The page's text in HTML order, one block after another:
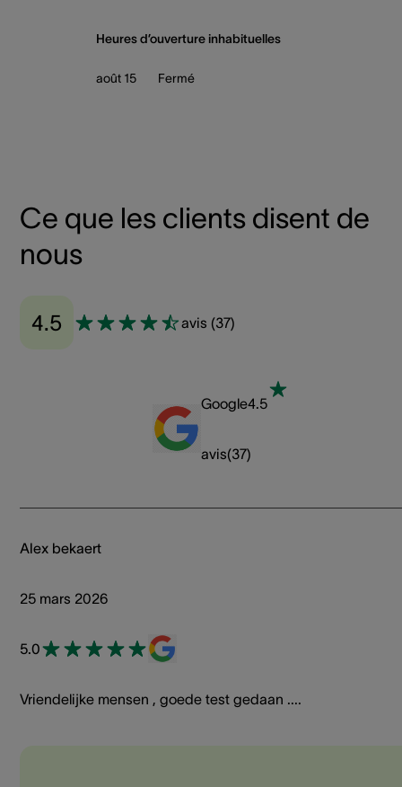
Heures d’ouverture inhabituelles
août 15 Fermé
Ce que les clients disent de
nous
4.5 avis (37)
Google4.5
avis(37)
Alex bekaert
25 mars 2026
5.0
Vriendelijke mensen , goede test gedaan ....